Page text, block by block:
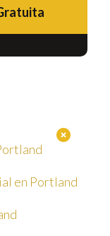
en Portland